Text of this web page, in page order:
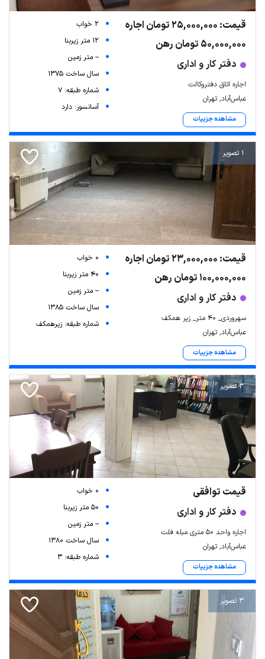
قیمت: 25,000,000 تومان اجاره
50,000,000 تومان رهن
دفتر کار و اداری
اجاره اتاق دفتروکالت
عباس‌آباد, تهران
مشاهده جزییات
2 خواب
12 متر زیربنا
-- متر زمین
سال ساخت 1375
شماره طبقه: 7
آسانسور: دارد
1 تصویر
قیمت: 23,000,000 تومان اجاره
100,000,000 تومان رهن
دفتر کار و اداری
سهروردی_ ۴۰ متر_ زیر همکف
عباس‌آباد, تهران
مشاهده جزییات
0 خواب
40 متر زیربنا
-- متر زمین
سال ساخت 1385
شماره طبقه: زیرهمکف
3 تصویر
قیمت توافقی
دفتر کار و اداری
اجاره واحد ۵۰ متری مبله فلت
عباس‌آباد, تهران
مشاهده جزییات
0 خواب
50 متر زیربنا
-- متر زمین
سال ساخت 1380
شماره طبقه: 3
3 تصویر